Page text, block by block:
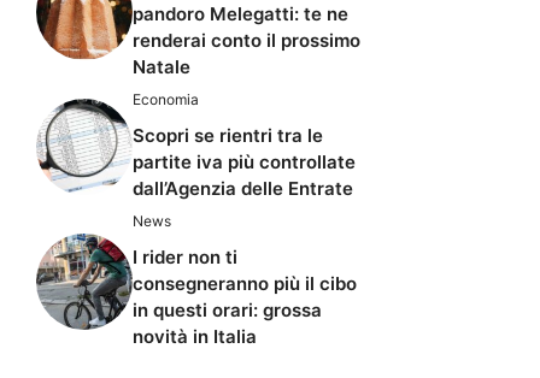
pandoro Melegatti: te ne
renderai conto il prossimo
Natale
Economia
Scopri se rientri tra le
partite iva più controllate
dall’Agenzia delle Entrate
News
I rider non ti
consegneranno più il cibo
in questi orari: grossa
novità in Italia